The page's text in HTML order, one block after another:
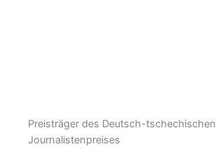
Preisträger des Deutsch-tschechischen
Journalistenpreises